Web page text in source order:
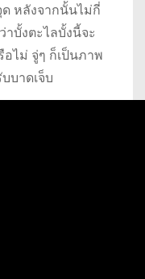
หลังจากนั้นไม่กี่
บั้งตะไลบั้งนี้จะ
ไม่ จู่ๆ ก็เป็นภาพ
บาดเจ็บ